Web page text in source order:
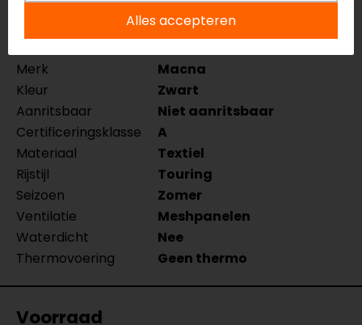
Torido Motorjas
Merk
Macna
Kleur
Zwart
Aanritsbaar
Niet aanritsbaar
Certificeringsklasse
A
Materiaal
Textiel
Rijstijl
Touring
Seizoen
Zomer
Ventilatie
Meshpanelen
Waterdicht
Nee
Thermovoering
Geen thermo
Voorraad
Alles accepteren